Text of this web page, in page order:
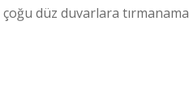
düz duvarlara